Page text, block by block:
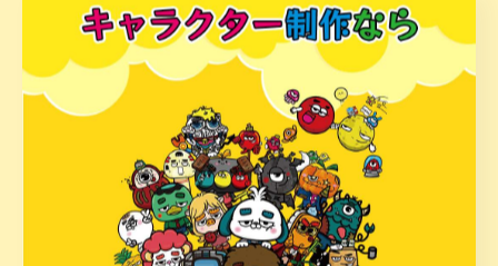
で、さまざまな媒体やシーンでの展開がしやすくなりま
す。また、タレントのようなスキャンダルリスクがない
点や、企業独自の世界観・ストーリーをキャラクターに
反映することで、唯一無二の存在として差別化できま
さらに、キャラクターが「言いにくい話題」をフラット
に伝えたり、難解なサービス内容をかみ砕いて説明する
役割も重要です。ユーザー目線に立ったキャラクター設